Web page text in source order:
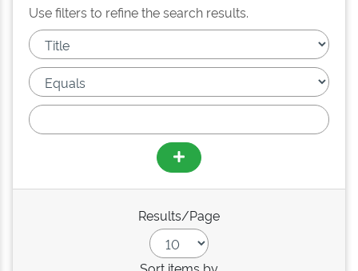
Use filters to refine the search results.
Results/Page